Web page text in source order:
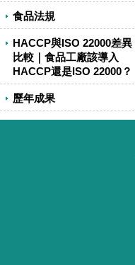
食品法規
HACCP與ISO 22000差異
比較｜食品工廠該導入
HACCP還是ISO 22000？
歷年成果